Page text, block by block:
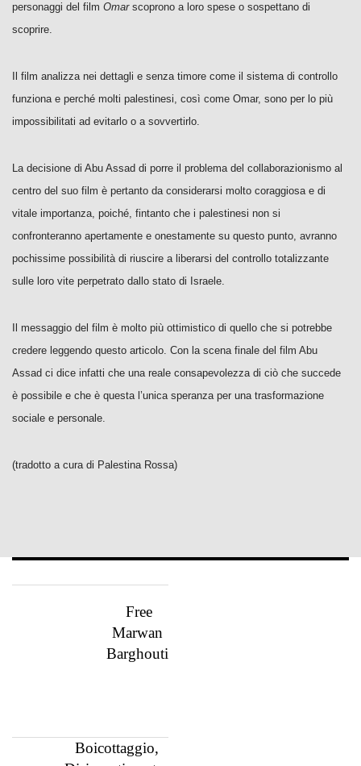
personaggi del film Omarscoprono a loro spese o sospettano di
scoprire.
Il film analizza nei dettagli e senza timore come il sistema di controllo
funziona e perché molti palestinesi, così come Omar, sono per lo più
impossibilitati ad evitarlo o a sovvertirlo.
La decisione di Abu Assad di porre il problema del collaborazionismo al
centro del suo film è pertanto da considerarsi molto coraggiosa e di
vitale importanza, poiché, fintanto che i palestinesi non si
confronteranno apertamente e onestamente su questo punto, avranno
pochissime possibilità di riuscire a liberarsi del controllo totalizzante
sulle loro vite perpetrato dallo stato di Israele.
Il messaggio del film è molto più ottimistico di quello che si potrebbe
credere leggendo questo articolo. Con la scena finale del film Abu
Assad ci dice infatti che una reale consapevolezza di ciò che succede
è possibile e che è questa l’unica speranza per una trasformazione
sociale e personale.
(tradotto a cura di Palestina Rossa)
Free
Marwan
Barghouti
Boicottaggio,